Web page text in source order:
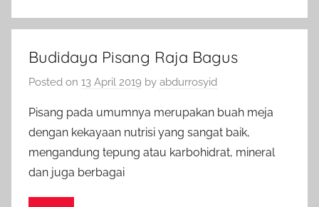
Budidaya Pisang Raja Bagus
Posted on 13 April 2019 by abdurrosyid
Pisang pada umumnya merupakan buah meja
dengan kekayaan nutrisi yang sangat baik,
mengandung tepung atau karbohidrat, mineral
dan juga berbagai